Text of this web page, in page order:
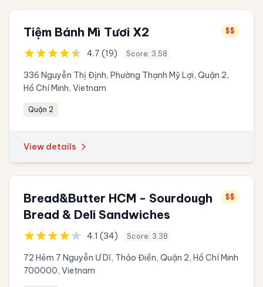
Tiệm Bánh Mì Tươi X2 $$
4.7 (19) Score: 3.58
336 Nguyễn Thị Định, Phường Thạnh Mỹ Lợi, Quận 2,
Hồ Chí Minh, Vietnam
Quận 2
View details
Bread&Butter HCM - Sourdough
Bread & Deli Sandwiches
$$
4.1 (34) Score: 3.38
72 Hẻm 7 Nguyễn Ư Dĩ, Thảo Điền, Quận 2, Hồ Chí Minh
700000, Vietnam